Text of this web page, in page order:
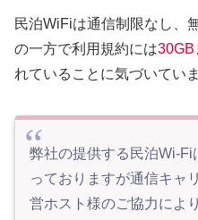
民泊WiFiは通信制限なし、
の一方で利用規約には30GB
れていることに気づいてい
弊社の提供する民泊Wi-
っておりますが通信キャ
営ホスト様のご協力によ